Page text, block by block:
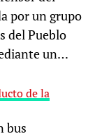
por un grupo
del Pueblo
un…
de la
bus